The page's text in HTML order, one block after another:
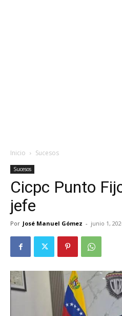
Inicio Sucesos
Sucesos
Cicpc Punto
jefe
Por José Manuel Gómez - junio 1,